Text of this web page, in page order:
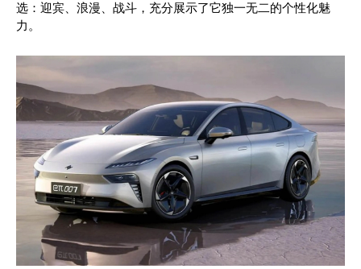
选：迎宾、浪漫、战斗，充分展示了它独一无二的个性化魅
力。